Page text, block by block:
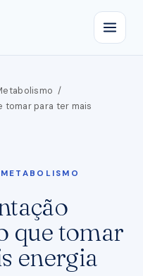
/
tomar para ter mais
que tomar
energia